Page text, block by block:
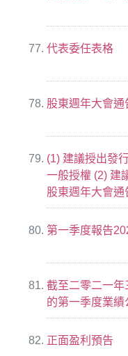
代表委任表格
股東週年大會通
(1) 建議授出發
一般授權 (2) 建
股東週年大會通
第一季度報告
截至二零二一年
的第一季度業績
正面盈利預告